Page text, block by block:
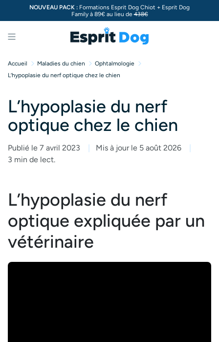
NOUVEAU PACK : Formations Esprit Dog Chiot + Esprit Dog
Family à 89€ au lieu de438€
Menu
Accueil Maladies du chien
Ophtalmologie
L’hypoplasie du nerf optique chez le chien
L’hypoplasie du nerf
optique chez le chien
Publié le 7 avril 2023
Mis à jour le 5 août 2026
3 min de lect.
L’hypoplasie du nerf
optique expliquée par un
vétérinaire